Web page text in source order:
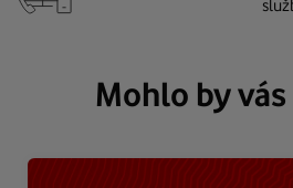
Mohlo by